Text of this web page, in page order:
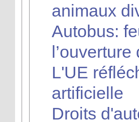
animaux
Autobus:
L'UE
artificielle
Droits